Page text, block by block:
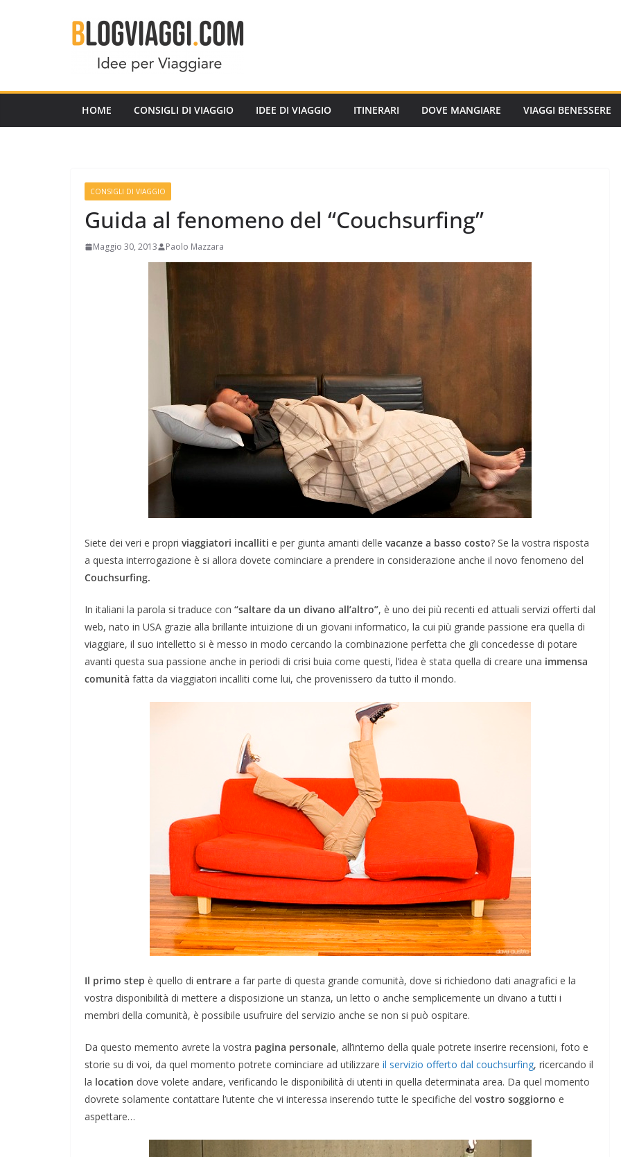
HOME CONSIGLI DI VIAGGIO IDEE DI VIAGGIO ITINERARI DOVE MANGIARE VIAGGI BENESSERE
CONSIGLI DI VIAGGIO
Guida al fenomeno del “Couchsurfing”
Maggio 30, 2013 Paolo Mazzara
Siete dei veri e propri viaggiatori incalliti e per giunta amanti delle vacanze a basso costo? Se la vostra risposta
a questa interrogazione è si allora dovete cominciare a prendere in considerazione anche il novo fenomeno del
Couchsurfing.
In italiani la parola si traduce con “saltare da un divano all’altro”, è uno dei più recenti ed attuali servizi offerti dal
web, nato in USA grazie alla brillante intuizione di un giovani informatico, la cui più grande passione era quella di
viaggiare, il suo intelletto si è messo in modo cercando la combinazione perfetta che gli concedesse di potare
avanti questa sua passione anche in periodi di crisi buia come questi, l’idea è stata quella di creare una immensa
comunità fatta da viaggiatori incalliti come lui, che provenissero da tutto il mondo.
Il primo step è quello di entrare a far parte di questa grande comunità, dove si richiedono dati anagrafici e la
vostra disponibilità di mettere a disposizione un stanza, un letto o anche semplicemente un divano a tutti i
membri della comunità, è possibile usufruire del servizio anche se non si può ospitare.
Da questo memento avrete la vostra pagina personale, all’interno della quale potrete inserire recensioni, foto e
storie su di voi, da quel momento potrete cominciare ad utilizzare il servizio offerto dal couchsurfing, ricercando il
la location dove volete andare, verificando le disponibilità di utenti in quella determinata area. Da quel momento
dovrete solamente contattare l’utente che vi interessa inserendo tutte le specifiche del vostro soggiorno e
aspettare…
I Migliori Ristoranti di
Amsterdam: dai Piatti
Tipici alle Fusioni
Febbraio 4, 2024 Redazione BlogViaggi.com
DOVE MANGIARE
Migliori Ristoranti di
Londra 2026: Dove
Marzo 18, 2026 Redazione BlogViaggi.com